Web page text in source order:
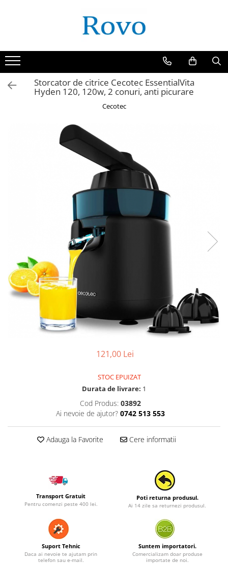
Storcator de citrice Cecotec EssentialVita
Hyden 120, 120w, 2 conuri, anti picurare
Cecotec
121,00 Lei
STOC EPUIZAT
Durata de livrare: 1
Cod Produs: 03892
Ai nevoie de ajutor? 0742 513 553
Adauga la Favorite Cere informatii
Transport Gratuit
Pentru comenzi peste 400 lei.
Poti returna produsul.
Ai 14 zile sa returnezi produsul.
Suport Tehnic
Daca ai nevoie te ajutam prin
telefon sau e-mail.
Suntem importatori.
Comercializam doar produse
importate de noi.